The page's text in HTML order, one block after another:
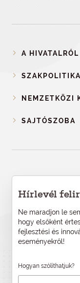
A HIVATALRÓL
NEMZETKÖZI
SAJTÓSZOBA
Hírlevél
Ne maradjon le
hogy elsőként
fejlesztési és
eseményekről!
Hogyan szólíthatjuk?